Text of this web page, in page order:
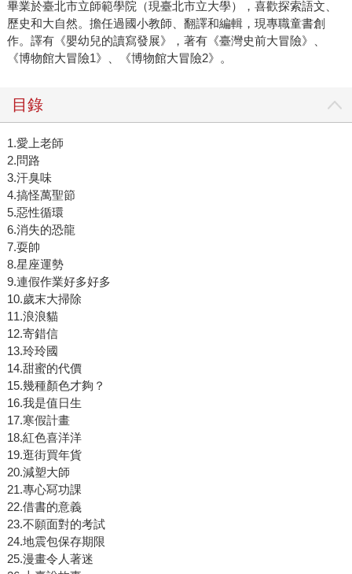
畢業於臺北市立師範學院（現臺北市立大學），喜歡探索語文、
歷史和大自然。擔任過國小教師、翻譯和編輯，現專職童書創
作。譯有《嬰幼兒的讀寫發展》，著有《臺灣史前大冒險》、
《博物館大冒險1》、《博物館大冒險2》。
目錄
1.愛上老師
2.問路
3.汗臭味
4.搞怪萬聖節
5.惡性循環
6.消失的恐龍
7.耍帥
8.星座運勢
9.連假作業好多好多
10.歲末大掃除
11.浪浪貓
12.寄錯信
13.玲玲國
14.甜蜜的代價
15.幾種顏色才夠？
16.我是值日生
17.寒假計畫
18.紅色喜洋洋
19.逛街買年貨
20.減塑大師
21.專心冩功課
22.借書的意義
23.不願面對的考試
24.地震包保存期限
25.漫畫令人著迷